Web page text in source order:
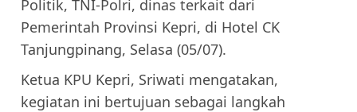
Politik, TNI-Polri, dinas terkait dari
Pemerintah Provinsi Kepri, di Hotel CK
Tanjungpinang, Selasa (05/07).
Ketua KPU Kepri, Sriwati mengatakan,
kegiatan ini bertujuan sebagai langkah